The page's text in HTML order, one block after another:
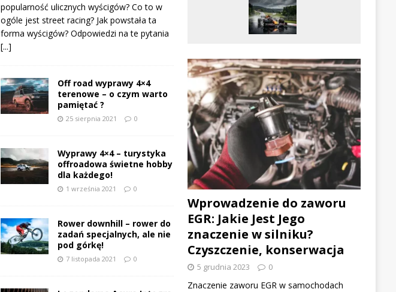
popularność ulicznych wyścigów? Co to w
ogóle jest street racing? Jak powstała ta
forma wyścigów? Odpowiedzi na te pytania
[...]
Off road wyprawy 4×4
terenowe – o czym warto
pamiętać ?
25 sierpnia 2021 0
Wyprawy 4×4 – turystyka
offroadowa świetne hobby
dla każdego!
1 września 2021 0
Rower downhill – rower do
zadań specjalnych, ale nie
pod górkę!
7 listopada 2021 0
Wprowadzenie do zaworu
EGR: Jakie Jest Jego
znaczenie w silniku?
Czyszczenie, konserwacja
5 grudnia 2023 0
Znaczenie zaworu EGR w samochodach